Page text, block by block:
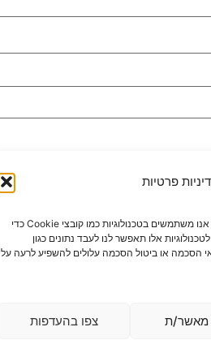
פרטיות
כדי לספק את חוויות המשתמש הטובות ביותר, אנו משתמשים בטכנולוגיות כמו קובצי Cookie כדי
אלו תאפשר לנו לעבד נתונים כגון
הסכמה או ביטול הסכמה עלולים להשפיע לרעה על
מאשר/ת צפו בהעדפות